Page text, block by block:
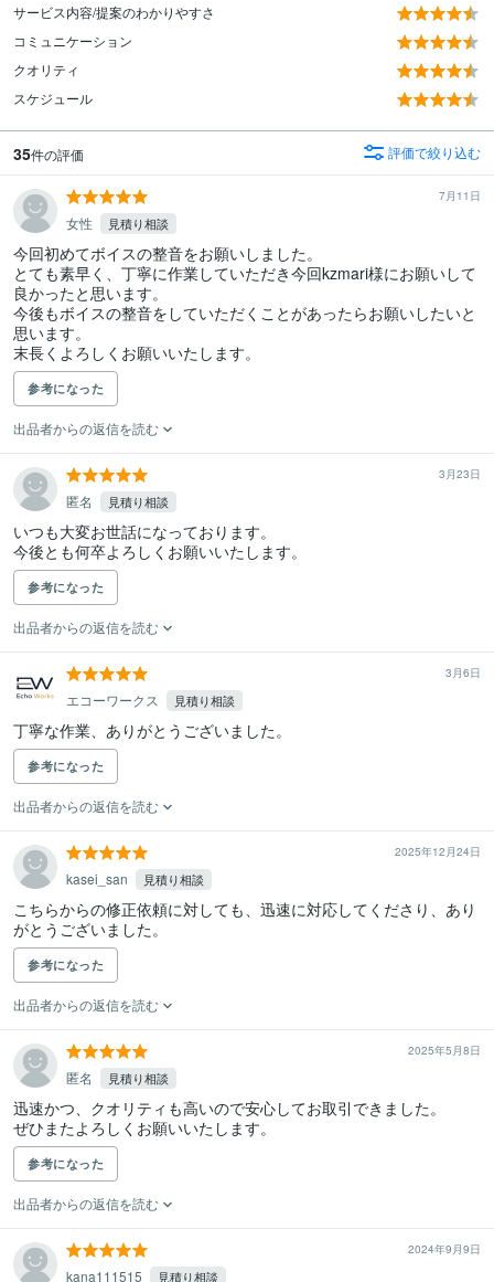
サービス内容/提案のわかりやすさ
コミュニケーション
クオリティ
スケジュール
35件の評価 評価で絞り込む
7月11日
女性 見積り相談
今回初めてボイスの整音をお願いしました。
とても素早く、丁寧に作業していただき今回kzmari様にお願いして
良かったと思います。
今後もボイスの整音をしていただくことがあったらお願いしたいと
思います。
末長くよろしくお願いいたします。
参考になった
出品者からの返信を読む
3月23日
匿名 見積り相談
いつも大変お世話になっております。
今後とも何卒よろしくお願いいたします。
参考になった
出品者からの返信を読む
3月6日
エコーワークス 見積り相談
参考になった
出品者からの返信を読む
2025年12月24日
kasei_san 見積り相談
こちらからの修正依頼に対しても、迅速に対応してくださり、あり
がとうございました。
参考になった
出品者からの返信を読む
2025年5月8日
匿名 見積り相談
迅速かつ、クオリティも高いので安心してお取引できました。
ぜひまたよろしくお願いいたします。
参考になった
出品者からの返信を読む
2024年9月9日
kana111515 見積り相談